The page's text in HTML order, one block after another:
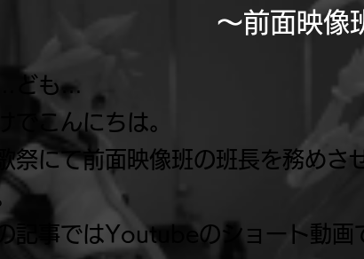
～前面映像
ども…
でこんにちは。
祭にて前面映像班の班長を務めさ
記事ではYoutubeのショート動画